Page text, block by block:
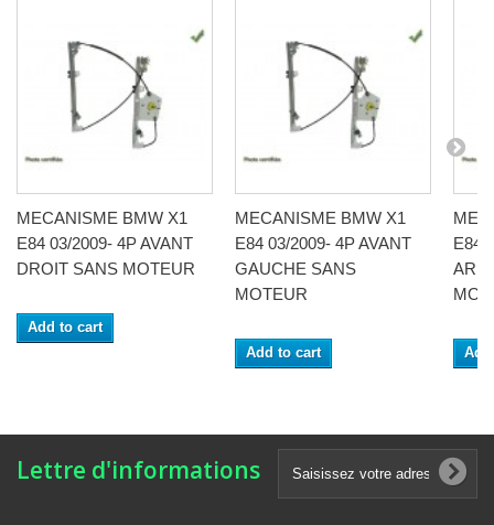
MECANISME BMW X1
E84 03/2009- 4P AVANT
DROIT SANS MOTEUR
Add to cart
MECANISME BMW X1
E84 03/2009- 4P AVANT
GAUCHE SANS
MOTEUR
Add to cart
E84
Lettre d'informations